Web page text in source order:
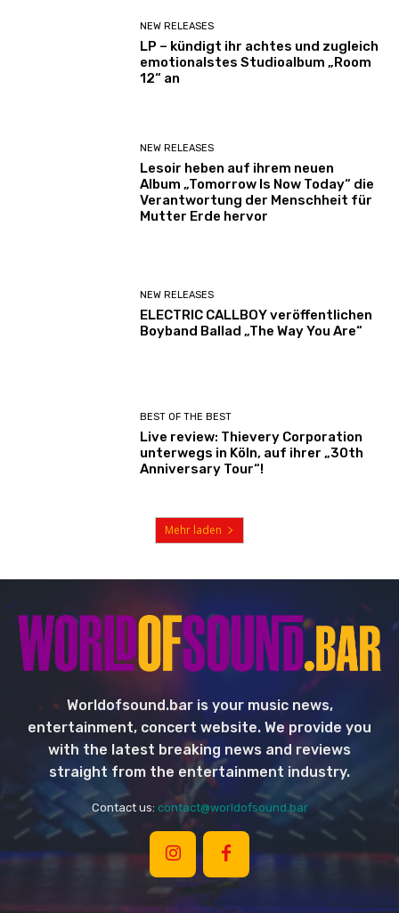
NEW RELEASES
LP – kündigt ihr achtes und zugleich
emotionalstes Studioalbum „Room
12“ an
NEW RELEASES
Lesoir heben auf ihrem neuen
Album „Tomorrow Is Now Today“ die
Verantwortung der Menschheit für
Mutter Erde hervor
NEW RELEASES
ELECTRIC CALLBOY veröffentlichen
Boyband Ballad „The Way You Are“
BEST OF THE BEST
Live review: Thievery Corporation
unterwegs in Köln, auf ihrer „30th
Anniversary Tour“!
Mehr laden
Worldofsound.bar is your music news,
entertainment, concert website. We provide you
with the latest breaking news and reviews
straight from the entertainment industry.
Contact us: contact@worldofsound.bar